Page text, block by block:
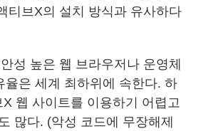
티브X의 설치 방식과 유사하다
성 높은 웹 브라우저나 운영체
은 세계 최하위에 속한다. 하
웹 사이트를 이용하기 어렵고
많다. (악성 코드에 무장해제